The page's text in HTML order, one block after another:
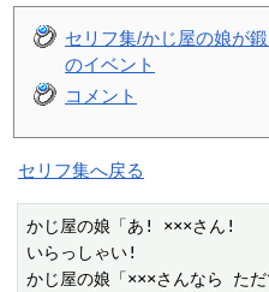
セリフ集/かじ屋の娘が
のイベント
コメント
セリフ集へ戻る
かじ屋の娘「あ! ×××さん!
いらっしゃい!
かじ屋の娘「×××さんなら た